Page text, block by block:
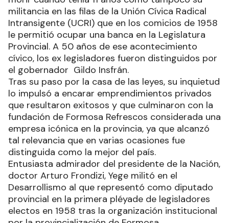
militancia en las filas de la Unión Cívica Radical
Intransigente (UCRI) que en los comicios de 1958
le permitió ocupar una banca en la Legislatura
Provincial. A 50 años de ese acontecimiento
cívico, los ex legisladores fueron distinguidos por
el gobernador Gildo Insfrán.
Tras su paso por la casa de las leyes, su inquietud
lo impulsó a encarar emprendimientos privados
que resultaron exitosos y que culminaron con la
fundación de Formosa Refrescos considerada una
empresa icónica en la provincia, ya que alcanzó
tal relevancia que en varias ocasiones fue
distinguida como la mejor del país.
Entusiasta admirador del presidente de la Nación,
doctor Arturo Frondizi, Yege militó en el
Desarrollismo al que representó como diputado
provincial en la primera pléyade de legisladores
electos en 1958 tras la organización institucional